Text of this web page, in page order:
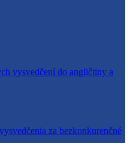
vysvedčení do angličtiny a
za bezkonkurenčné